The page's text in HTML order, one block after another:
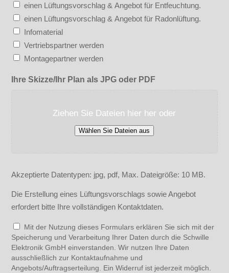
einen Lüftungsvorschlag & Angebot für Entfeuchtung.
einen Lüftungsvorschlag & Angebot für Radonlüftung.
Infomaterial
Vertriebspartner werden
Montagepartner werden
Ihre Skizze/Ihr Plan als JPG oder PDF
Ziehen Sie Dateien hier her oder
Wählen Sie Dateien aus
Akzeptierte Datentypen: jpg, pdf, Max. Dateigröße: 10 MB.
Die Erstellung eines Lüftungsvorschlags sowie Angebot
erfordert bitte Ihre vollständigen Kontaktdaten.
Datenschutz
*
Mit der Nutzung dieses Formulars erklären Sie sich mit der
Speicherung und Verarbeitung Ihrer Daten durch die Schwille
Elektronik GmbH einverstanden. Wir nutzen Ihre Daten
ausschließlich zur Kontaktaufnahme und
Angebots/Auftragserteilung. Ein Widerruf ist jederzeit möglich.